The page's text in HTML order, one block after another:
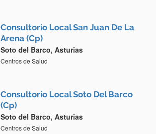
Consultorio Local San Juan De La
Arena (Cp)
Soto del Barco, Asturias
Centros de Salud
Consultorio Local Soto Del Barco
(Cp)
Soto del Barco, Asturias
Centros de Salud